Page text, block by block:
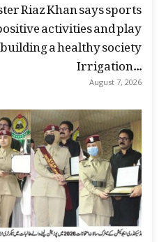
Riaz Khan says sports
activities and play
a healthy society
Irrigation...
August 7, 2026